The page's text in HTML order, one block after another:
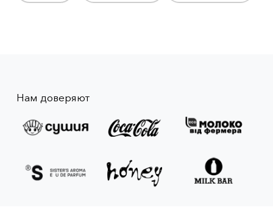
Нам доверяют